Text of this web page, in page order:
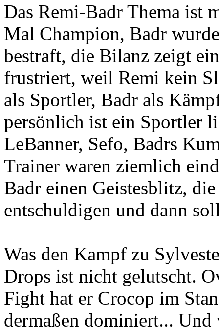
Das Remi-Badr Thema ist
Mal Champion, Badr
bestraft, die Bilanz zeigt
frustriert, weil Remi kein
als Sportler, Badr als
persönlich ist ein Sportler
LeBanner, Sefo, Badrs
Trainer waren ziemlich
Badr einen Geistesblitz,
entschuldigen und dann
Was den Kampf zu
Drops ist nicht gelutscht.
Fight hat er Crocop im
dermaßen dominiert... Und